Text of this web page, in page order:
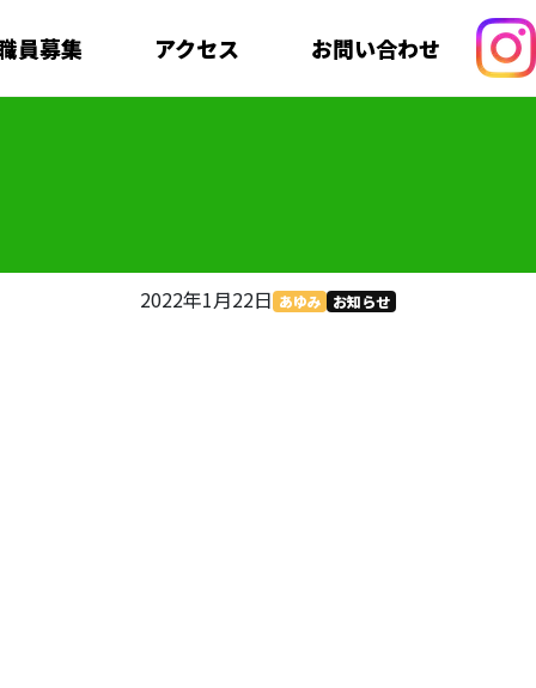
員募集 アクセス お問い合わせ
2022年1月22日 あゆみ お知らせ